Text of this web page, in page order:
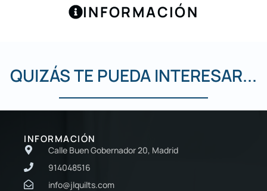
INFORMACIÓN
QUIZÁS TE PUEDA INTERESAR...
INFORMACIÓN
Calle Buen Gobernador 20, Madrid
914048516
info@jlquilts.com